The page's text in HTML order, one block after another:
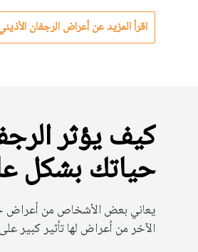
اقرأ المزيد عن أعراض الرجفان
كيف يؤثر
حياتك بشكل
يعاني بعض الأشخاص من أعراض
الآخر من أعراض لها تأثير كبير